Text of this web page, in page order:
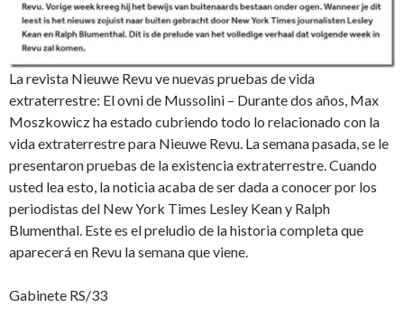
La revista Nieuwe Revu ve nuevas pruebas de vida
extraterrestre: El ovni de Mussolini – Durante dos años, Max
Moszkowicz ha estado cubriendo todo lo relacionado con la
vida extraterrestre para Nieuwe Revu. La semana pasada, se le
presentaron pruebas de la existencia extraterrestre. Cuando
usted lea esto, la noticia acaba de ser dada a conocer por los
periodistas del New York Times Lesley Kean y Ralph
Blumenthal. Este es el preludio de la historia completa que
aparecerá en Revu la semana que viene.
Gabinete RS/33